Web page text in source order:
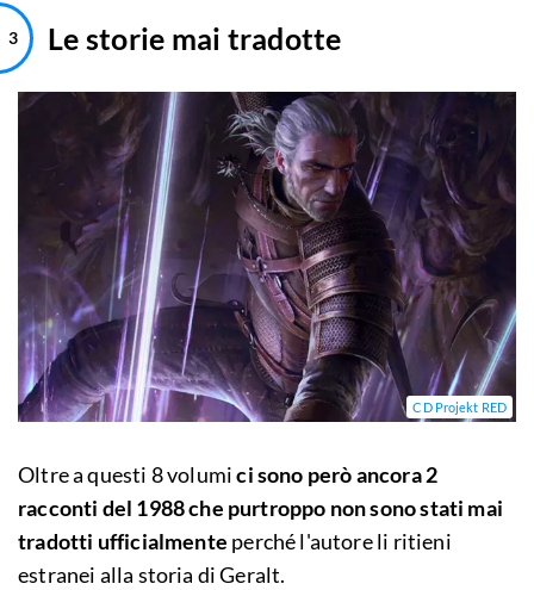
Le storie mai tradotte
CD Projekt RED
Oltre a questi 8 volumici sono però ancora 2
racconti del 1988 che purtroppo non sono stati mai
tradotti ufficialmente perché l'autore li ritieni
estranei alla storia di Geralt.